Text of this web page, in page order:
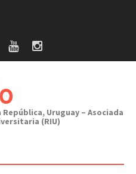
República, Uruguay – Asociada
(RIU)